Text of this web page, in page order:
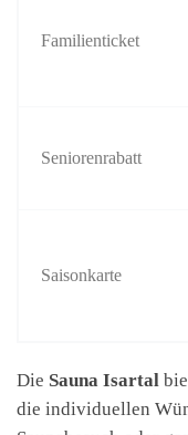
Familienticket
Seniorenrabatt
Saisonkarte
Die Sauna Isartal
die individuellen